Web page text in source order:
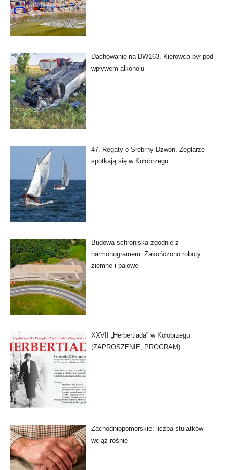
Dachowanie na DW163. Kierowca był pod
wpływem alkoholu
47. Regaty o Srebrny Dzwon. Żeglarze
spotkają się w Kołobrzegu
Budowa schroniska zgodnie z
harmonogramem. Zakończono roboty
ziemne i palowe
XXVII „Herbertiada” w Kołobrzegu
(ZAPROSZENIE, PROGRAM)
Zachodniopomorskie: liczba stulatków
wciąż rośnie